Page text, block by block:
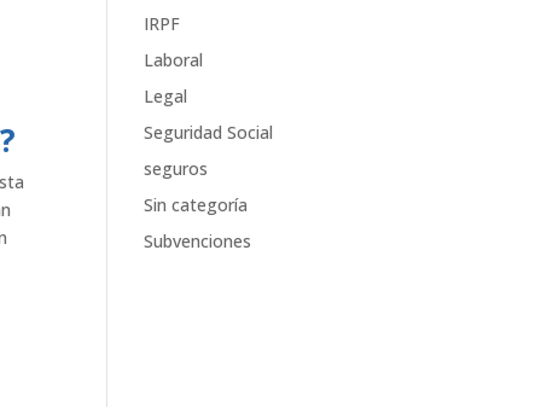
IRPF
Laboral
Legal
Seguridad Social
seguros
Sin categoría
Subvenciones